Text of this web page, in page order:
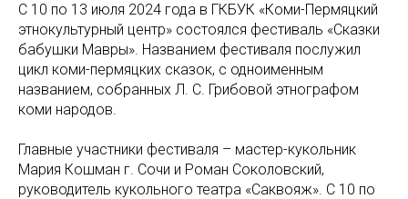
С 10 по 13 июля 2024 года в ГКБУК «Коми-Пермяцкий
этнокультурный центр» состоялся фестиваль «Сказки
бабушки Мавры». Названием фестиваля послужил
цикл коми-пермяцких сказок, с одноименным
названием, собранных Л. С. Грибовой этнографом
коми народов.
Главные участники фестиваля – мастер-кукольник
Мария Кошман г. Сочи и Роман Соколовский,
руководитель кукольного театра «Саквояж». С 10 по